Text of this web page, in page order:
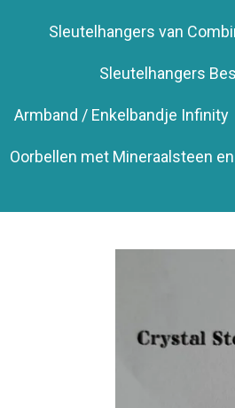
Sleutelhangers van
Sleutelhangers
Armband / Enkelbandje Infinity
Oorbellen met Mineraalsteen